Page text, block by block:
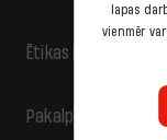
Ētikas kodekss
Pakalpojumu
lapas
vienmēr